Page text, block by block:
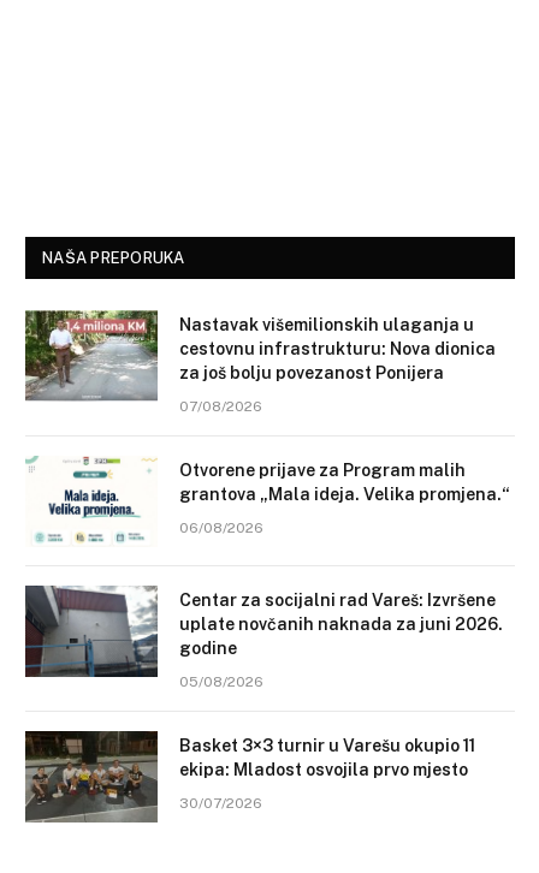
NAŠA PREPORUKA
Nastavak višemilionskih ulaganja u
cestovnu infrastrukturu: Nova dionica
za još bolju povezanost Ponijera
07/08/2026
Otvorene prijave za Program malih
grantova „Mala ideja. Velika promjena.“
06/08/2026
Centar za socijalni rad Vareš: Izvršene
uplate novčanih naknada za juni 2026.
godine
05/08/2026
Basket 3×3 turnir u Varešu okupio 11
ekipa: Mladost osvojila prvo mjesto
30/07/2026